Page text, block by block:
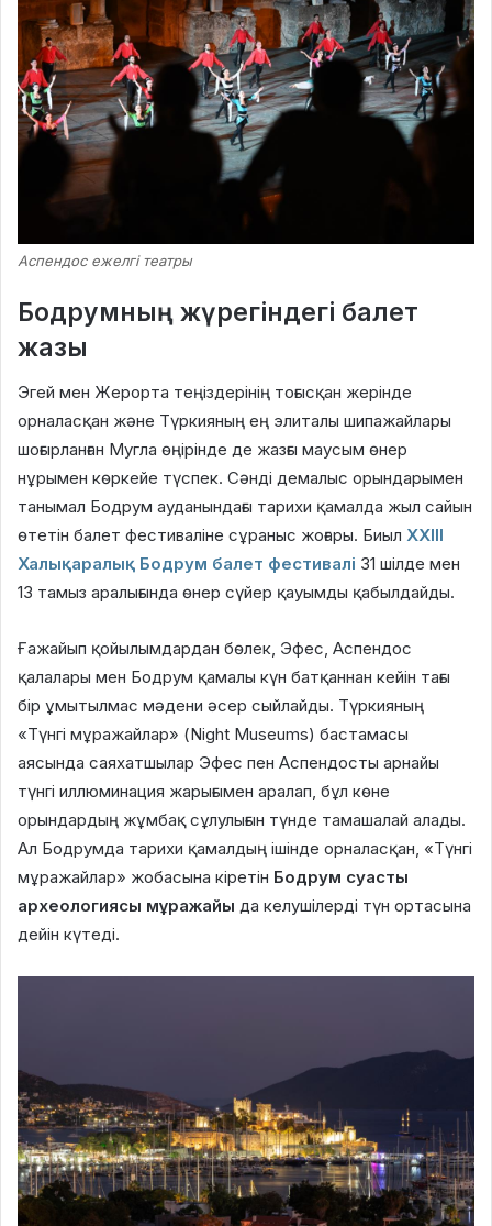
Аспендос ежелгі театры
Бодрумның жүрегіндегі балет
жазы
Эгей мен Жерорта теңіздерінің тоғысқан жерінде
орналасқан және Түркияның ең элиталы шипажайлары
шоғырланған Мугла өңірінде де жазғы маусым өнер
нұрымен көркейе түспек. Сәнді демалыс орындарымен
танымал Бодрум ауданындағы тарихи қамалда жыл сайын
өтетін балет фестиваліне сұраныс жоғары. Биыл ХХІІІ
Халықаралық Бодрум балет фестивалі 31 шілде мен
13 тамыз аралығында өнер сүйер қауымды қабылдайды.
Ғажайып қойылымдардан бөлек, Эфес, Аспендос
қалалары мен Бодрум қамалы күн батқаннан кейін тағы
бір ұмытылмас мәдени әсер сыйлайды. Түркияның
«Түнгі мұражайлар» (Night Museums) бастамасы
аясында саяхатшылар Эфес пен Аспендосты арнайы
түнгі иллюминация жарығымен аралап, бұл көне
орындардың жұмбақ сұлулығын түнде тамашалай алады.
Ал Бодрумда тарихи қамалдың ішінде орналасқан, «Түнгі
мұражайлар» жобасына кіретін Бодрум суасты
археологиясы мұражайы да келушілерді түн ортасына
дейін күтеді.